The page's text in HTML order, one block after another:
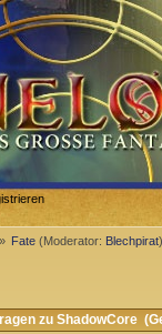
Fate (Moderator: Blechpirat
zu ShadowCore